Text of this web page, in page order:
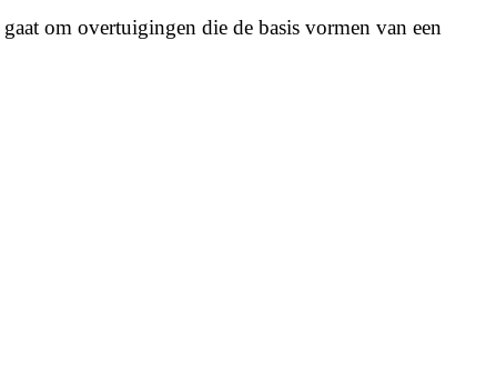
om overtuigingen die de basis vormen van een